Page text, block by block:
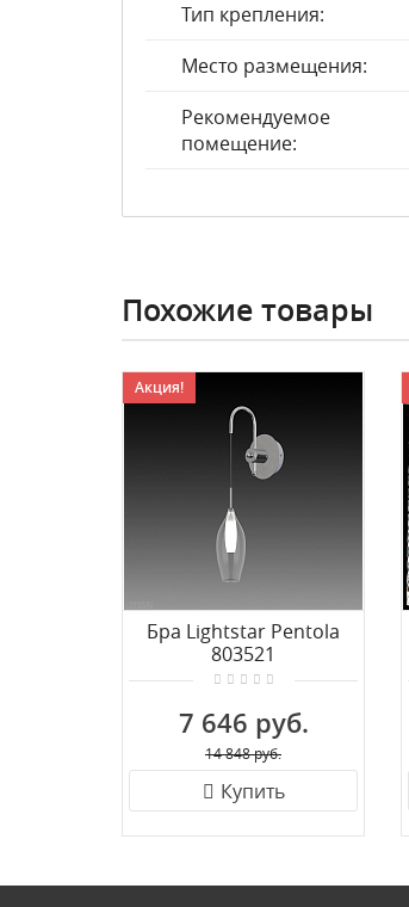
Тип крепления:
Место размещения:
Рекомендуемое
помещение:
Похожие товары
Акция!
Бра Lightstar Pentola
803521
7 646 руб.
14 848 руб.
Купить